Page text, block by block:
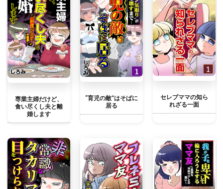
専業主婦だけど、
食い尽くし夫と離
婚します
“育児の敵”はそばに
居る
セレブママの知ら
れざる一面